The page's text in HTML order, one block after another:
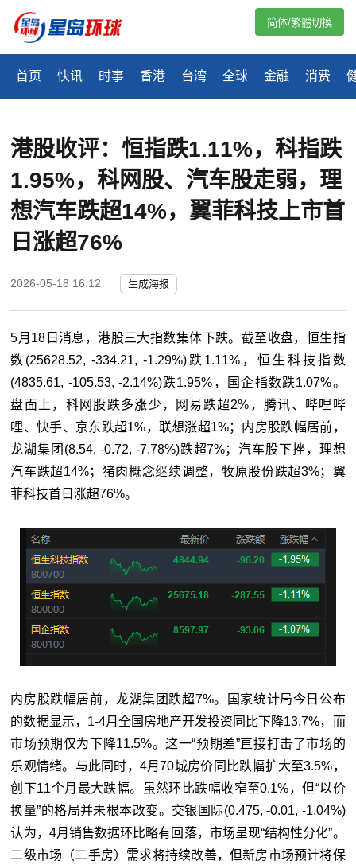
首页 快讯 时事 香港 台湾 全球 金融 消费
简体/繁體切換
港股收评：恒指跌1.11%，科指跌
1.95%，科网股、汽车股走弱，理
想汽车跌超14%，翼菲科技上市首
日涨超76%
2026-05-18 16:12 生成海报
5月18日消息，港股三大指数集体下跌。截至收盘， 恒生指
数 (25628.52, -334.21, -1.29%) 跌1.11%， 恒生科技指数
(4835.61, -105.53, -2.14%)跌1.95%，国企指数跌1.07%。
盘面上，科网股跌多涨少，网易跌超2%，腾讯、哔哩哔
哩、快手、京东跌超1%，联想涨超1%；内房股跌幅居前，
龙湖集团 (8.54, -0.72, -7.78%)跌超7%；汽车股下挫，理想
汽车跌超14%；猪肉概念继续调整，牧原股份跌超3%；翼
菲科技首日涨超76%。
内房股跌幅居前，龙湖集团跌超7%。国家统计局今日公布
的数据显示，1-4月全国房地产开发投资同比下降13.7%，而
市场预期仅为下降11.5%。这一“预期差”直接打击了市场的
乐观情绪。与此同时，4月70城房价同比跌幅扩大至3.5%，
创下11个月最大跌幅。虽然环比跌幅收窄至0.1%，但“以价
换量”的格局并未根本改变。 交银国际(0.475, -0.01, -1.04%)
认为，4月销售数据环比略有回落，市场呈现“结构性分化”。
二级市场（二手房）需求将持续改善，但新房市场预计将保